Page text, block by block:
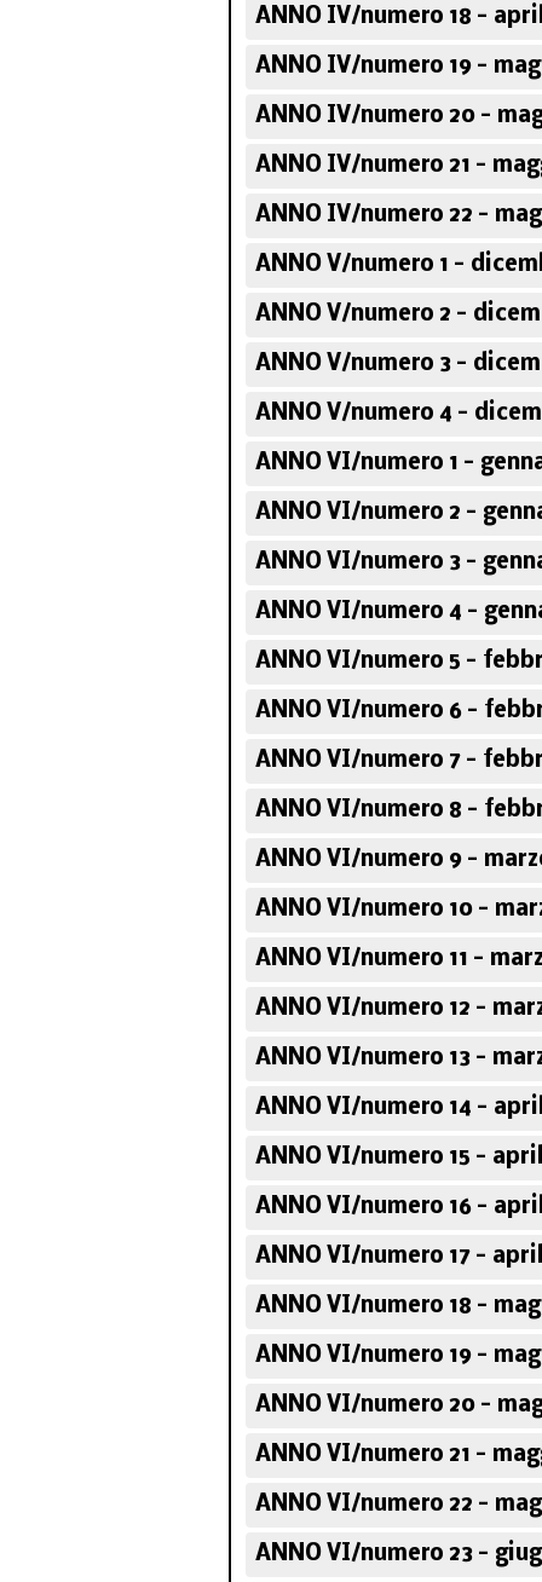
ANNO IV/numero 18 -
ANNO IV/numero 19 -
ANNO IV/numero 20 -
ANNO IV/numero 21 -
ANNO IV/numero 22 -
ANNO V/numero 1 -
ANNO V/numero 2 -
ANNO V/numero 3 -
ANNO V/numero 4 -
ANNO VI/numero 1 -
ANNO VI/numero 2 -
ANNO VI/numero 3 -
ANNO VI/numero 4 -
ANNO VI/numero 5 -
ANNO VI/numero 6 -
ANNO VI/numero 7 -
ANNO VI/numero 8 -
ANNO VI/numero 9 -
ANNO VI/numero 10 -
ANNO VI/numero 11 -
ANNO VI/numero 12 -
ANNO VI/numero 13 -
ANNO VI/numero 14 -
ANNO VI/numero 15 -
ANNO VI/numero 16 -
ANNO VI/numero 17 -
ANNO VI/numero 18 -
ANNO VI/numero 19 -
ANNO VI/numero 20 -
ANNO VI/numero 21 -
ANNO VI/numero 22 -
ANNO VI/numero 23 -